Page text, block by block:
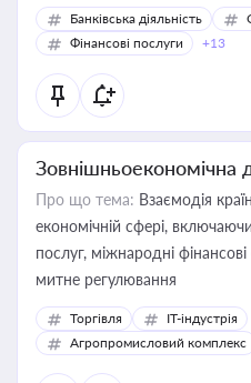
Банківська діяльність
Фінансові послуги
+13
Зовнішньоекономічна
Про що тема: Взаємодія
економічній сфері,
послуг, міжнародні фінансові
митне регулювання
Торгівля
IT-індустрія
Агропромисловий комплекс